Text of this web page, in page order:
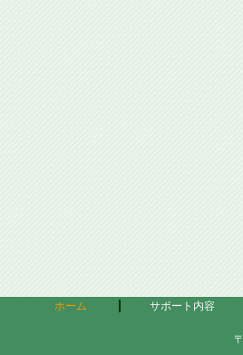
ホーム サポート内容